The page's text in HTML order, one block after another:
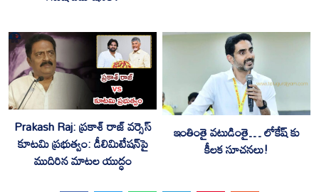
Prakash Raj: ప్రకాశ్ రాజ్ వర్సెస్
కూటమి ప్రభుత్వం: డీలిమిటేషన్‌పై
ముదిరిన మాటల యుద్ధం
ఇంతింతై వటుడింతై… లోకేష్ కు
కీలక సూచనలు!